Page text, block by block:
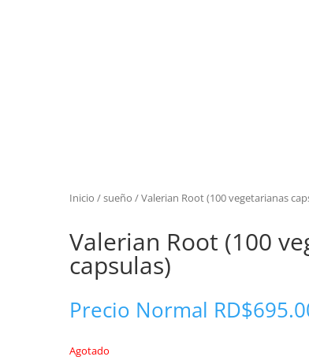
Inicio /sueño / Valerian Root (100 vegetarianas
Valerian Root (100
capsulas)
Precio Normal RD$
Agotado